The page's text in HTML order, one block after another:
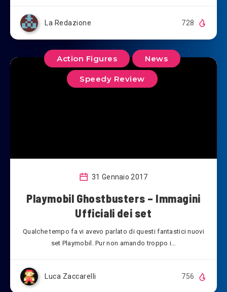
La Redazione 728
Action Figures News
Speedy Review
31 Gennaio 2017
Playmobil Ghostbusters – Immagini
Ufficiali dei set
Qualche tempo fa vi avevo parlato di questi fantastici nuovi
set Playmobil. Pur non amando troppo i…
Luca Zaccarelli 756